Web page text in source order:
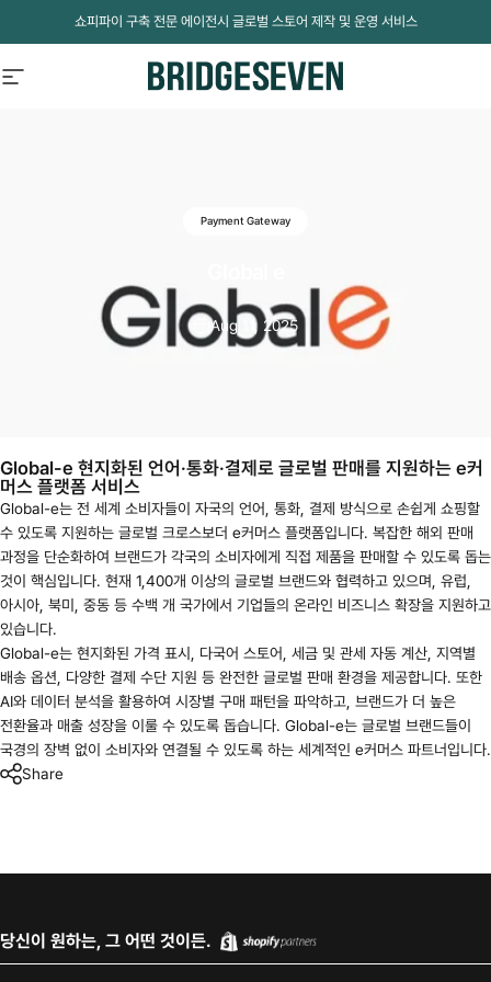
Skip to content
쇼피파이 구축 전문 에이전시 글로벌 스토어 제작 및 운영 서비스
Site navigation BridgeSeven
Payment Gateway
Aug 11, 2025
Global-e 현지화된 언어·통화·결제로 글로벌 판매를 지원하는 e커
머스 플랫폼 서비스
Global-e는 전 세계 소비자들이 자국의 언어, 통화, 결제 방식으로 손쉽게 쇼핑할
수 있도록 지원하는 글로벌 크로스보더 e커머스 플랫폼입니다. 복잡한 해외 판매
과정을 단순화하여 브랜드가 각국의 소비자에게 직접 제품을 판매할 수 있도록 돕는
것이 핵심입니다. 현재 1,400개 이상의 글로벌 브랜드와 협력하고 있으며, 유럽,
아시아, 북미, 중동 등 수백 개 국가에서 기업들의 온라인 비즈니스 확장을 지원하고
있습니다.
Global-e는 현지화된 가격 표시, 다국어 스토어, 세금 및 관세 자동 계산, 지역별
배송 옵션, 다양한 결제 수단 지원 등 완전한 글로벌 판매 환경을 제공합니다. 또한
AI와 데이터 분석을 활용하여 시장별 구매 패턴을 파악하고, 브랜드가 더 높은
전환율과 매출 성장을 이룰 수 있도록 돕습니다. Global-e는 글로벌 브랜드들이
국경의 장벽 없이 소비자와 연결될 수 있도록 하는 세계적인 e커머스 파트너입니다.
Share
당신이 원하는, 그 어떤 것이든.